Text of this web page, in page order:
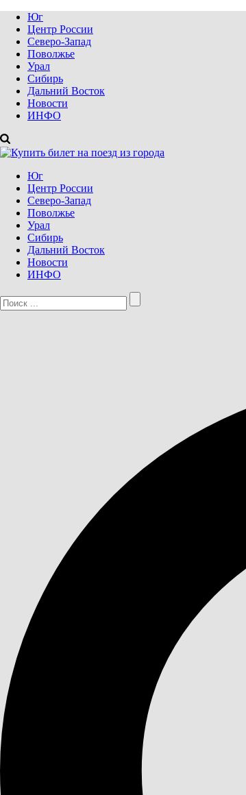
Юг
Центр России
Северо-Запад
Поволжье
Урал
Сибирь
Дальний Восток
Новости
ИНФО
Юг
Центр России
Северо-Запад
Поволжье
Урал
Сибирь
Дальний Восток
Новости
ИНФО